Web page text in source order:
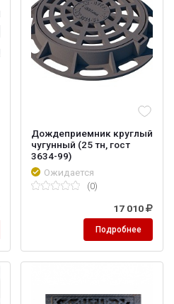
Дождеприемник круглый
чугунный (25 тн, гост
3634-99)
Ожидается
(0)
17 010
Подробнее